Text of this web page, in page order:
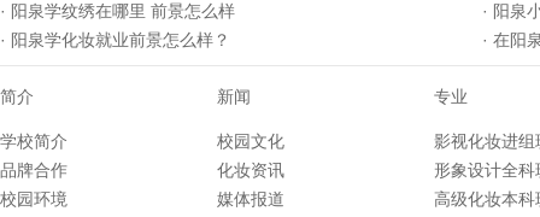
· 阳泉学纹绣在哪里 前景怎么样 · 阳泉
· 阳泉学化妆就业前景怎么样？ · 在阳
简介 新闻 专业
学校简介 校园文化
影视化妆进组
品牌合作
化妆资讯
形象设计全科
校园环境
媒体报道
高级化妆本科